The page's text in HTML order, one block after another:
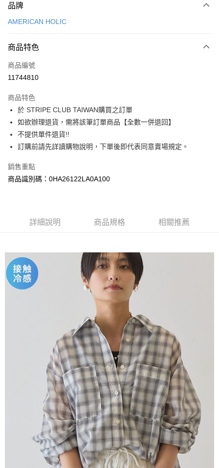
信用卡一次付款
3 期 0 利率 每期
合作金庫商業銀行
上海商業儲蓄銀行
臺灣中小企業銀行
匯豐（台灣）商業銀行
華泰商業銀行
聯邦商業銀行
遠東國際商業銀行
元大商業銀行
玉山商業銀行
星展（台灣）商業銀行
台灣樂天信用卡公司
超商取貨付款
LINE Pay
Apple Pay
街口支付
悠遊付
大哥付你分期
相關說明
流程，驗證手機門號後，選擇欲分期的期數、繳款截止日，確認付款後即完
消。如遇「轉專審核」未通過狀況，表示未達大哥付你分期系統評分，恕無
法說明評估內容。
【繳款方式說明】
1.分期款項不併入電信帳單，「大哥付你分期」於每月結算日後寄送繳費提
2.透過簡訊連結打開帳單後，可選擇「超商條碼／台灣大直營門市／銀行轉
帳／街口支付／iPASS MONEY」等通路繳費。
1.本服務係由「台灣大哥大股份有限公司」（以下簡稱本公司）所提供，讓
用戶於交易時，得透過本服務購買商品或服務，並由商店將買賣／分期付款
買賣價金債權讓與本公司後，依約使用本公司帳單繳交帳款。
2.基於同意付款使用「大哥付你分期」之契約關係目的，商店將以您的個人
資料（包含姓名、電話或地址）提供予台灣大哥大進項蒐集、處理及利用，
由本公司與您本人進行分期帳單所需資料之確認、核對及更正。
3.完整用戶服務條款，請詳閱以下連結：https://oppay.tw/userRule
【關於「AFTEE先享後付」】
１．簡單：不需註冊會員、不需綁卡、不需儲值。
２．便利：只要手機號碼，簡訊認證，即可結帳。
３．安心：先確認商品／服務後，再付款。
【「AFTEE先享後付」結帳流程】
１．於結帳方式選擇「AFTEE先享後付」後，將跳轉至「AFTEE先享後付」
結帳頁面，進行簡訊認證並確認金額後，即可完成結帳。
２．訂單成立數日內，您將收到繳費通知簡訊。
３．收到繳費通知簡訊後14天內，點擊此簡訊中的連結，可透過四大超商／
ATM／網路銀行／等多元方式進行付款，方視為交易完成。
※ 請注意：結帳手續完成當下不需立刻繳費，但若您需要取消訂單，請聯絡
購買商品的店家。未經商家同意取消之訂單仍視為有效，需透過AFTEE先享
後付繳納相關費用。
※ 交易是否成功請以「AFTEE先享後付 」之結帳頁面顯示為準，若有關於
是否繳費成功／繳費後需取消欲退款等相關疑問，請聯繫「AFTEE先享後付
客戶支援中心」https://netprotections.freshdesk.com/support/home
【注意事項】
１．透過由恩沛科技股份有限公司提供之「AFTEE先享後付」服務完成之交
易，需依本服務之必要範圍內提供個人資料，並將交易相關給付款項請求債
權轉讓予恩沛科技股份有限公司。
２．關於個人資料處理事宜，請瀏覽以下網址：
https://aftee.tw/terms/#terms3
３．未成年的使用者請事先徵得法定代理人或監護人之同意方可使用
「AFTEE先享後付」，若未經同意申辦者引起之損失，本公司不負相關責
運送方式
全家取貨付款
每筆NT$60，滿NT$1,500(含以上)免運費
每筆NT$60，滿NT$1,500(含以上)免運費
每筆NT$60，滿NT$1,500(含以上)免運費
萊爾富純取貨
每筆NT$60，滿NT$1,500(含以上)免運費
7-11取貨付款
每筆NT$60，滿NT$1,500(含以上)免運費
7-11純取貨
每筆NT$60，滿NT$1,500(含以上)免運費
品牌
AMERICAN HOLIC
商品特色
商品編號
11744810
商品特色
於 STRIPE CLUB TAIWAN購買之訂單
如欲辦理退貨，需將該筆訂單商品【全數一併退回】
不提供單件退貨!!
訂購前請先詳讀購物說明，下單後即代表同意賣場規定。
銷售重點
商品識別碼：0HA26122LA0A100
詳細說明 商品規格 相關推薦